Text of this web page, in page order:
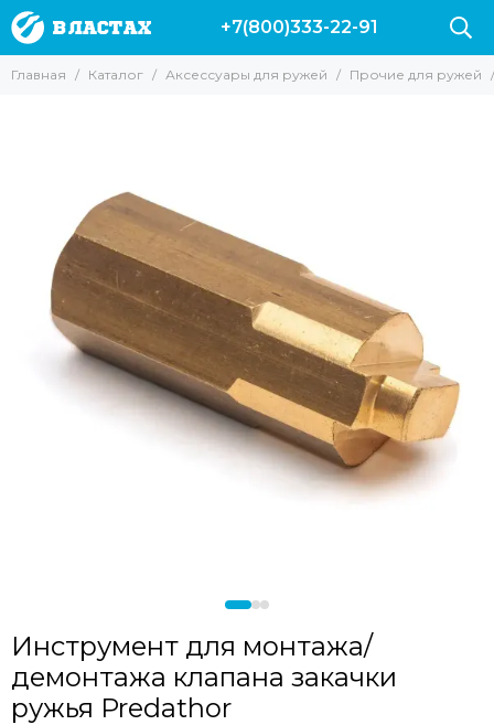
Аксессуары для ружей
Прочие для ружей
Запасные части и аксессуары для ружей Пеленгас
Аксессуары для арбалетов
Чехлы для ружей
Линесбрасыватели
+7(800)333-22-91
Главная Каталог Аксессуары для ружей Прочие для ружей
Инструмент для монтажа/
демонтажа клапана закачки
ружья Predathor